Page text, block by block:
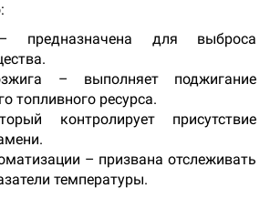
предназначена для выброса
– выполняет поджигание
топливного ресурса.
контролирует присутствие
– призвана отслеживать
температуры.